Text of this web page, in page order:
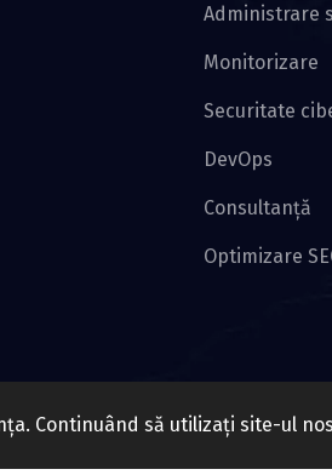
Continuând să utilizați site-ul
Administrare
Monitorizare
Securitate
DevOps
Consultanță
Optimizare